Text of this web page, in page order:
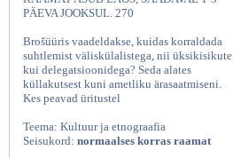
PÄEVA JOOKSUL. 270
Brošüüris vaadeldakse, kuidas korraldada
suhtlemist väliskülalistega, nii üksikisikute
kui delegatsioonidega? Seda alates
küllakutsest kuni ametliku ärasaatmiseni.
Kes peavad üritustel
Teema: Kultuur ja etnograafia
Seisukord: normaalses korras raamat